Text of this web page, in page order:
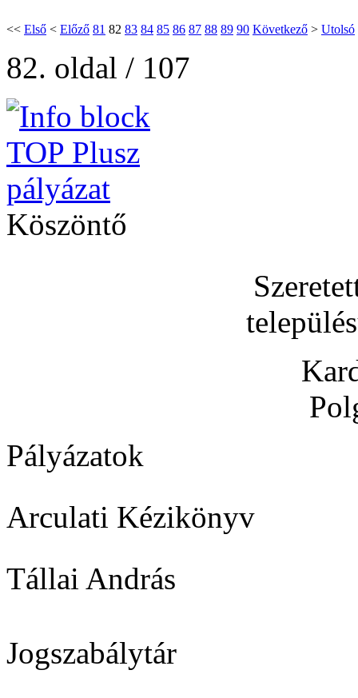
<< Első < Előző 81 82 83 84 85 86 87 88 89 90 Következő > Utolsó
82. oldal / 107
Köszöntő
Pályázatok
Arculati Kézikönyv
Tállai András
Jogszabálytár